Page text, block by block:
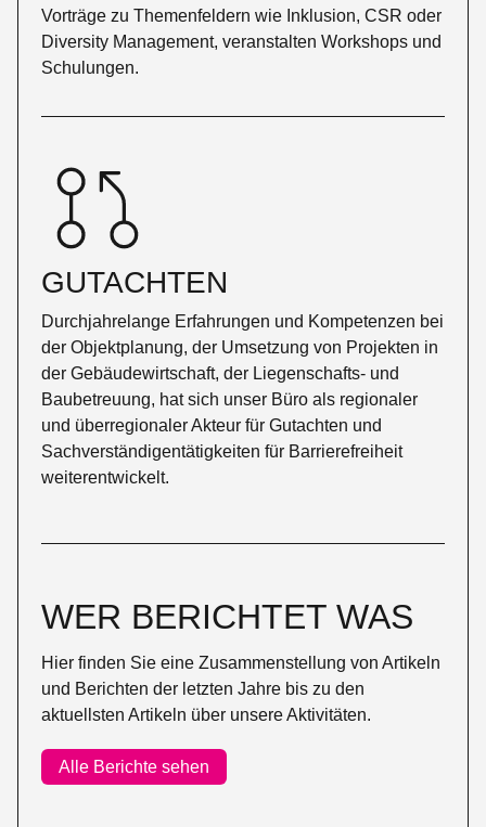
Vorträge zu Themenfeldern wie Inklusion, CSR oder
Diversity Management, veranstalten Workshops und
Schulungen.
GUTACHTEN
Durchjahrelange Erfahrungen und Kompetenzen bei
der Objektplanung, der Umsetzung von Projekten in
der Gebäudewirtschaft, der Liegenschafts- und
Baubetreuung, hat sich unser Büro als regionaler
und überregionaler Akteur für Gutachten und
Sachverständigentätigkeiten für Barrierefreiheit
weiterentwickelt.
WER BERICHTET WAS
Hier finden Sie eine Zusammenstellung von Artikeln
und Berichten der letzten Jahre bis zu den
aktuellsten Artikeln über unsere Aktivitäten.
Alle Berichte sehen